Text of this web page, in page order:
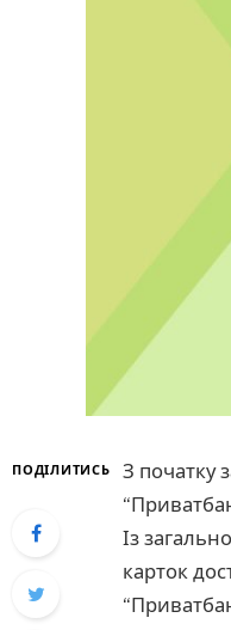
ПОДІЛИТИСЬ
З початку
Із
карток